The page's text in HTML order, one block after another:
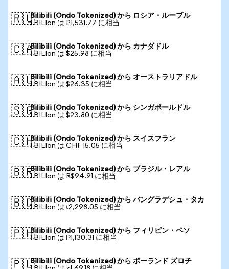
🇷🇺Bilibili (Ondo Tokenized) から ロシア・ルーブル
1 BILIon は ₽1,531.77 に相当
🇨🇦Bilibili (Ondo Tokenized) から カナダドル
1 BILIon は $25.98 に相当
🇦🇺Bilibili (Ondo Tokenized) から オーストラリアドル
1 BILIon は $26.35 に相当
🇸🇬Bilibili (Ondo Tokenized) から シンガポールドル
1 BILIon は $23.80 に相当
🇨🇭Bilibili (Ondo Tokenized) から スイスフラン
1 BILIon は CHF 15.05 に相当
🇧🇷Bilibili (Ondo Tokenized) から ブラジル・レアル
1 BILIon は R$94.91 に相当
🇧🇩Bilibili (Ondo Tokenized) から バングラデシュ・タカ
1 BILIon は ৳2,298.05 に相当
🇵🇭Bilibili (Ondo Tokenized) から フィリピン・ペソ
1 BILIon は ₱1,130.31 に相当
🇵🇱Bilibili (Ondo Tokenized) から ポーランド ズロチ